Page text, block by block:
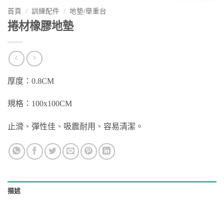
首頁 / 訓練配件 / 地墊/舉重台
捲材橡膠地墊
厚度：0.8CM
規格：100x100CM
止滑、彈性佳、吸震耐用、容易清潔。
描述